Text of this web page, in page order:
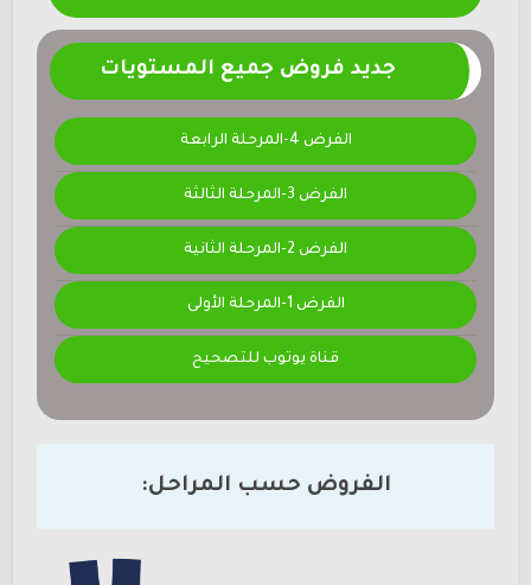
جديد فروض جميع المستويات
الفرض 4-المرحلة الرابعة
الفرض 3-المرحلة الثالثة
الفرض 2-المرحلة الثانية
الفرض 1-المرحلة الأولى
قناة يوتوب للتصحيح
الفروض حسب المراحل: